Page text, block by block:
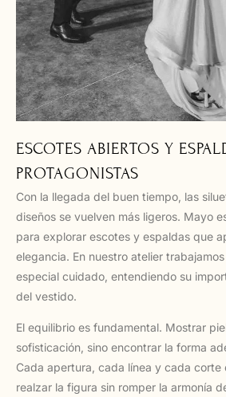
ESCOTES ABIERTOS Y
PROTAGONISTAS
Con la llegada del buen tiempo, las
diseños se vuelven más ligeros. Mayo
para explorar escotes y espaldas que
elegancia. En nuestro atelier
especial cuidado, entendiendo su
del vestido.
El equilibrio es fundamental. Mostrar
sofisticación, sino encontrar la forma
Cada apertura, cada línea y cada corte
realzar la figura sin romper la armonía